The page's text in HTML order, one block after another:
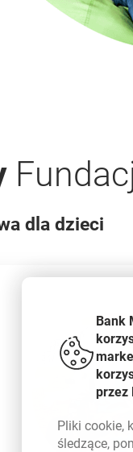
dla dzieci
Bank
przez
Plikicookie,
śledzące,